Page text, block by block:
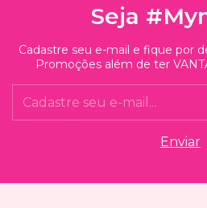
Seja
Cadastre seu e-mail e fique por
Promoções além de ter